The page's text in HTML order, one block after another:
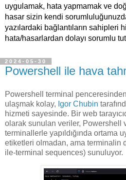
uygulamak, hata yapmamak ve
hasar sizin kendi
yazılardaki bağlantıların sahipleri
hata/hasarlardan dolayı sorumlu
2024-05-30
Powershell ile hava
Powershell terminal
ulaşmak kolay, Igor Chubin
hizmeti sayesinde. Bir web
olarak sunulan veriler, Powershell
terminallerle yapıldığında ortama
etiketleri olmadan, ama terminalin
ile-terminal sequences) sunuluyor.